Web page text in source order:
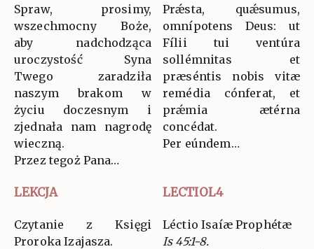
Spraw, prosimy,
wszechmocny Boże,
aby nadchodząca
uroczystość Syna
Twego zaradziła
naszym brakom w
życiu doczesnym i
zjednała nam nagrodę
wieczną.
Przez tegoż Pana…
Prǽsta, quǽsumus,
omnípotens Deus: ut
Fílii tui ventúra
sollémnitas et
præséntis nobis vitæ
remédia cónferat, et
prǽmia ætérna
concédat.
Per eúndem…
LEKCJA LECTIOL4
Czytanie z Księgi
Proroka Izajasza.
Léctio Isaíæ Prophétæ
Is 45:1-8.